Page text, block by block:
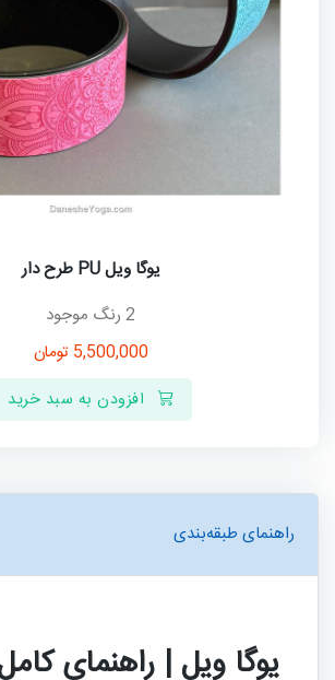
یوگا ویل PU طرح دار
2 رنگ موجود
5,500,000 تومان
افزودن به سبد خرید
راهنمای طبقه‌بندی
یوگا ویل | راهنمای